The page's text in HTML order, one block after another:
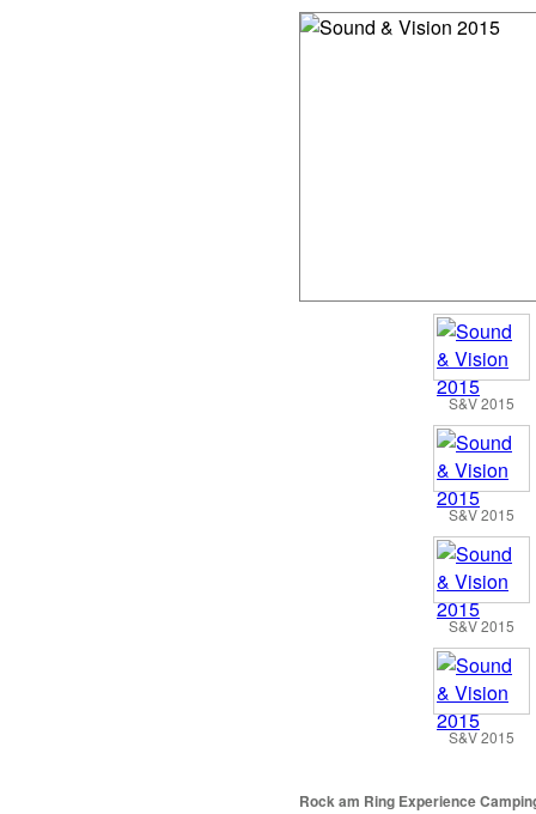
S&V 2015
S&V 2015
S&V 2015
S&V 2015
Rock am Ring Experience